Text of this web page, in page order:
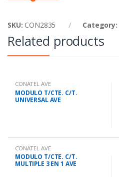
SKU: CON2835 Category:
Related products
CONATEL AVE
MODULO T/CTE. C/T.
UNIVERSAL AVE
CONATEL AVE
MODULO T/CTE. C/T.
MULTIPLE 3 EN 1 AVE